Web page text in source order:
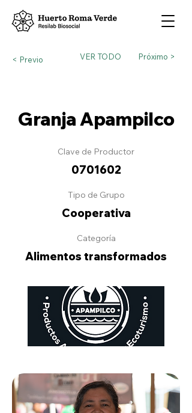
< Previo VER TODO Próximo >
Granja Apampilco
Clave de Productor
0701602
Tipo de Grupo
Cooperativa
Categoría
Alimentos transformados